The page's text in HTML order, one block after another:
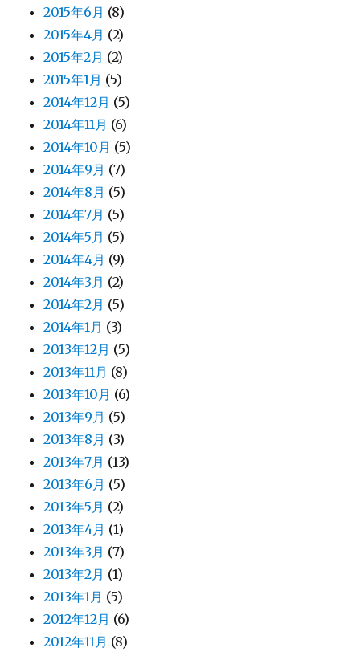
2015年6月 (8)
2015年4月 (2)
2015年2月 (2)
2015年1月 (5)
2014年12月 (5)
2014年11月 (6)
2014年10月 (5)
2014年9月 (7)
2014年8月 (5)
2014年7月 (5)
2014年5月 (5)
2014年4月 (9)
2014年3月 (2)
2014年2月 (5)
2014年1月 (3)
2013年12月 (5)
2013年11月 (8)
2013年10月 (6)
2013年9月 (5)
2013年8月 (3)
2013年7月 (13)
2013年6月 (5)
2013年5月 (2)
2013年4月 (1)
2013年3月 (7)
2013年2月 (1)
2013年1月 (5)
2012年12月 (6)
2012年11月 (8)